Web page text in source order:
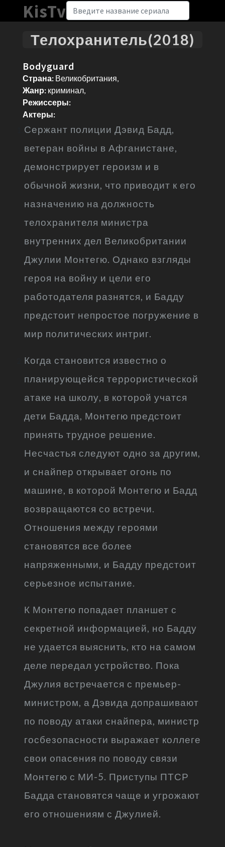
KisTv
Телохранитель(2018)
Bodyguard
Страна:Великобритания,
Жанр:криминал,
Режиссеры:
Актеры:
Сержант полиции Дэвид Бадд,
ветеран войны в Афганистане,
демонстрирует героизм и в
обычной жизни, что приводит к его
назначению на должность
телохранителя министра
внутренних дел Великобритании
Джулии Монтегю. Однако взгляды
героя на войну и цели его
работодателя разнятся, и Бадду
предстоит непростое погружение в
мир политических интриг.
Когда становится известно о
планирующейся террористической
атаке на школу, в которой учатся
дети Бадда, Монтегю предстоит
принять трудное решение.
Несчастья следуют одно за другим,
и снайпер открывает огонь по
машине, в которой Монтегю и Бадд
возвращаются со встречи.
Отношения между героями
становятся все более
напряженными, и Бадду предстоит
серьезное испытание.
К Монтегю попадает планшет с
секретной информацией, но Бадду
не удается выяснить, кто на самом
деле передал устройство. Пока
Джулия встречается с премьер-
министром, а Дэвида допрашивают
по поводу атаки снайпера, министр
госбезопасности выражает коллеге
свои опасения по поводу связи
Монтегю с МИ-5. Приступы ПТСР
Бадда становятся чаще и угрожают
его отношениям с Джулией.